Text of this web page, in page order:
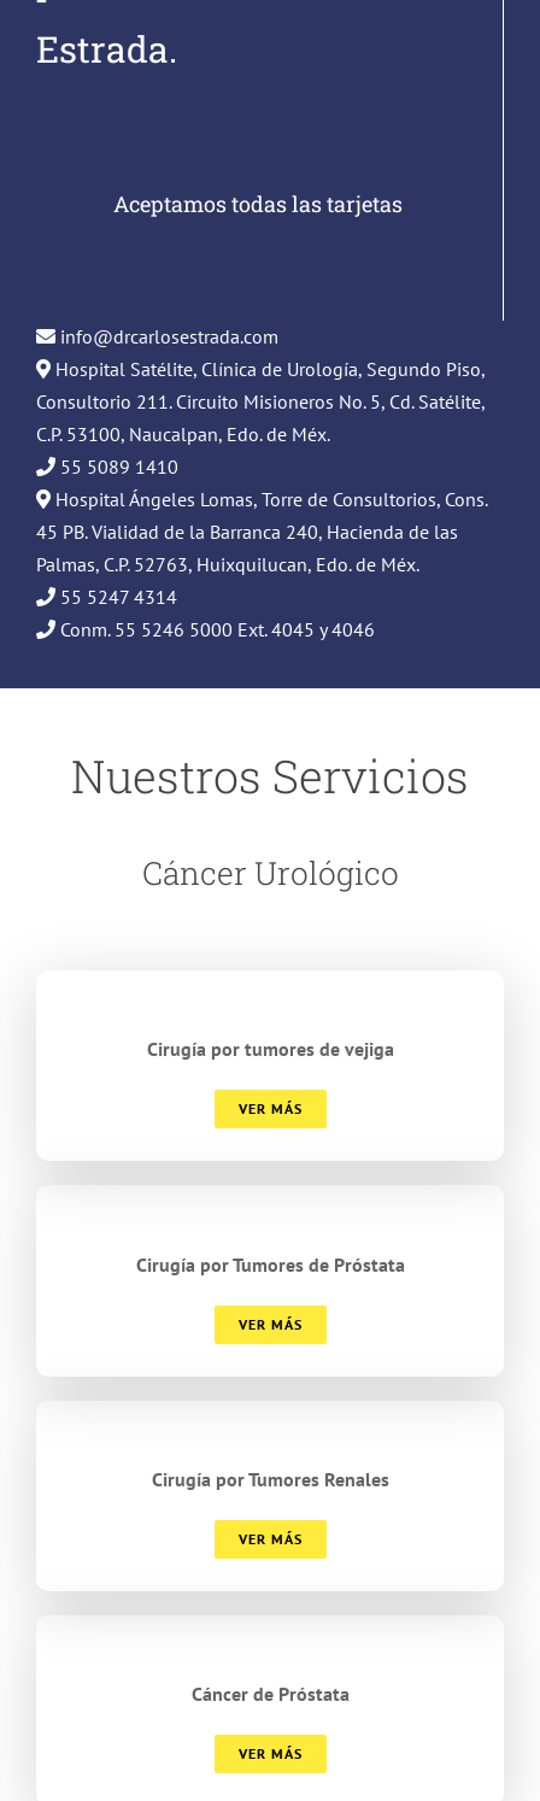
Estrada.
Aceptamos todas las tarjetas
info@drcarlosestrada.com
Hospital Satélite, Clínica de Urología, Segundo Piso,
Consultorio 211. Circuito Misioneros No. 5, Cd. Satélite,
C.P. 53100, Naucalpan, Edo. de Méx.
55 5089 1410
Hospital Ángeles Lomas, Torre de Consultorios, Cons.
45 PB. Vialidad de la Barranca 240, Hacienda de las
Palmas, C.P. 52763, Huixquilucan, Edo. de Méx.
55 5247 4314
Conm. 55 5246 5000 Ext. 4045 y 4046
Nuestros Servicios
Cáncer Urológico
Cirugía por tumores de vejiga
VER MÁS
Cirugía por Tumores de Próstata
VER MÁS
Cirugía por Tumores Renales
VER MÁS
Cáncer de Próstata
VER MÁS